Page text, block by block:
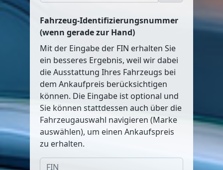
Fahrzeug-Identifizierungsnummer
(wenn gerade zur Hand)
Mit der Eingabe der FIN erhalten Sie
ein besseres Ergebnis, weil wir dabei
die Ausstattung Ihres Fahrzeugs bei
dem Ankaufpreis berücksichtigen
können. Die Eingabe ist optional und
Sie können stattdessen auch über die
Fahrzeugauswahl navigieren (Marke
auswählen), um einen Ankaufspreis
zu erhalten.